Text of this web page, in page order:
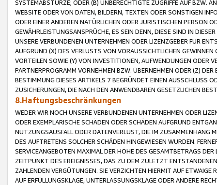
SYSTEMABSTÜRZE; ODER (B) UNBERECHTIGTE ZUGRIFFE AUF BZW.
WEBSITE ODER VON DATEN, BILDERN, TEXTEN ODER SONSTIGEN
ODER EINER ANDEREN NATÜRLICHEN ODER JURISTISCHEN PERSON
GEWÄHRLEISTUNGSANSPRÜCHE, ES SEIN DENN, DIESE SIND IN
UNSERE VERBUNDENEN UNTERNEHMEN ODER LIZENZGEBER FÜR
AUFGRUND (X) DES VERLUSTS VON VORAUSSICHTLICHEN
VORTEILEN SOWIE (Y) VON INVESTITIONEN, AUFWENDUNGEN ODER
PARTNERPROGRAMM VORNEHMEN BZW. ÜBERNEHMEN ODER (Z)
BESTIMMUNG DIESES ARTIKELS 7 BEGRÜNDET EINEN AUSSCHLUSS
ZUSICHERUNGEN, DIE NACH DEN ANWENDBAREN GESETZLICHEN
8.Haftungsbeschränkungen
WEDER WIR NOCH UNSERE VERBUNDENEN UNTERNEHMEN ODER
ODER EXEMPLARISCHE SCHÄDEN ODER SCHÄDEN AUFGRUND
NUTZUNGSAUSFALL ODER DATENVERLUST, DIE IM ZUSAMMENHANG
DES AUFTRETENS SOLCHER SCHÄDEN HINGEWIESEN WURDEN.
SERVICEANGEBOTEN MAXIMAL DER HÖHE DES GESAMTBETRAGS
ZEITPUNKT DES EREIGNISSES, DAS ZU DEM ZULETZT
ZAHLENDEN VERGÜTUNGEN. SIE VERZICHTEN HIERMIT AUF
AUF ERFÜLLUNGSKLAGE, UNTERLASSUNGSKLAGE ODER ANDERE